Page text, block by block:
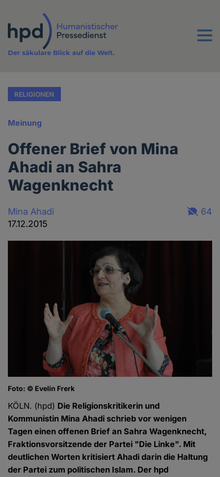
Inhalt
Menu
Der säkulare Blick auf die Welt.
RELIGIONEN
Meinung
Offener Brief von Mina
Ahadi an Sahra
Wagenknecht
Mina Ahadi
17.12.2015
64
Foto: © Evelin Frerk
KÖLN. (hpd) Die Religionskritikerin und
Kommunistin Mina Ahadi schrieb vor wenigen
Tagen einen offenen Brief an Sahra Wagenknecht,
Fraktionsvorsitzende der Partei "Die Linke". Mit
deutlichen Worten kritisiert Ahadi darin die Haltung
der Partei zum politischen Islam. Der hpd